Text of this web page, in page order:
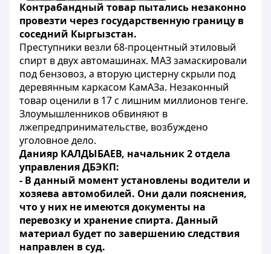
Контрабандный товар пытались незаконно
провезти через государственную границу в
соседний Кыргызстан.
Преступники везли 68-процентный этиловый
спирт в двух автомашинах. МАЗ замаскировали
под бензовоз, а вторую цистерну скрыли под
деревянным каркасом КамАЗа. Незаконный
товар оценили в 17 с лишним миллионов тенге.
Злоумышленников обвиняют в
лжепредпринимательстве, возбуждено
уголовное дело.
Данияр КАЛДЫБАЕВ, начальник 2 отдела
управления ДБЭКП:
- В данный момент установлены водители и
хозяева автомобилей. Они дали пояснения,
что у них не имеются документы на
перевозку и хранение спирта. Данный
материал будет по завершению следствия
направлен в суд.